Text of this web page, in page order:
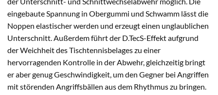
eingebaute Spannung in Obergummi und Schwamm lässt die
Noppen elastischer werden und erzeugt einen unglaublichen
Unterschnitt. Außerdem führt der D.TecS-Effekt aufgrund
der Weichheit des Tischtennisbelages zu einer
hervorragenden Kontrolle in der Abwehr, gleichzeitig bringt
er aber genug Geschwindigkeit, um den Gegner bei Angriffen
mit störenden Angriffsbällen aus dem Rhythmus zu bringen.